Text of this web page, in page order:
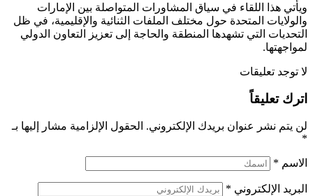
ويأتي هذا اللقاء في سياق المشاورات المتواصلة بين الإمارات
والولايات المتحدة حول مختلف الملفات الثنائية والإقليمية، في ظل
التحديات التي تشهدها المنطقة والحاجة إلى تعزيز التعاون الدولي
لمواجهتها.
لا توجد تعليقات
اترك تعليقاً
لن يتم نشر عنوان بريدك الإلكتروني. الحقول الإلزامية مشار إليها بـ
*
الاسم *
البريد الإلكتروني *